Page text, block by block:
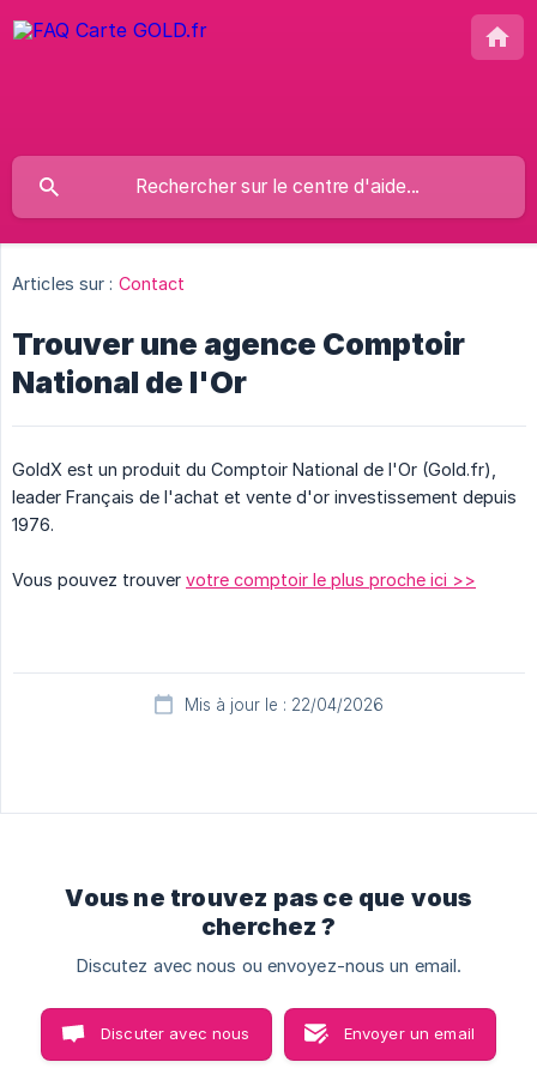
Articles sur : Contact
Trouver une agence Comptoir
National de l'Or
GoldX est un produit du Comptoir National de l'Or (Gold.fr),
leader Français de l'achat et vente d'or investissement depuis
1976.
Vous pouvez trouver votre comptoir le plus proche ici >>
Mis à jour le : 22/04/2026
Vous ne trouvez pas ce que vous
cherchez ?
Discutez avec nous ou envoyez-nous un email.
Discuter avec nous Envoyer un email